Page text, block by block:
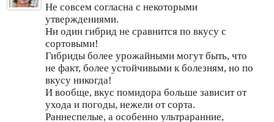
Не совсем согласна с некоторыми
утверждениями.
Ни один гибрид не сравнится по вкусу с
сортовыми!
Гибриды более урожайными могут быть, что
не факт, более устойчивыми к болезням, но по
вкусу никогда!
И вообще, вкус помидора больше зависит от
ухода и погоды, нежели от сорта.
Раннеспелые, а особенно ультраранние,